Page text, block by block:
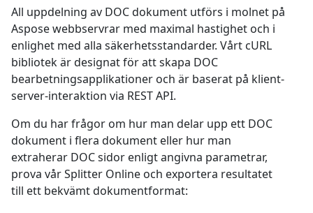
All uppdelning av DOC dokument utförs i molnet på
Aspose webbservrar med maximal hastighet och i
enlighet med alla säkerhetsstandarder. Vårt cURL
bibliotek är designat för att skapa DOC
bearbetningsapplikationer och är baserat på klient-
server-interaktion via REST API.
Om du har frågor om hur man delar upp ett DOC
dokument i flera dokument eller hur man
extraherar DOC sidor enligt angivna parametrar,
prova vår Splitter Online och exportera resultatet
till ett bekvämt dokumentformat: